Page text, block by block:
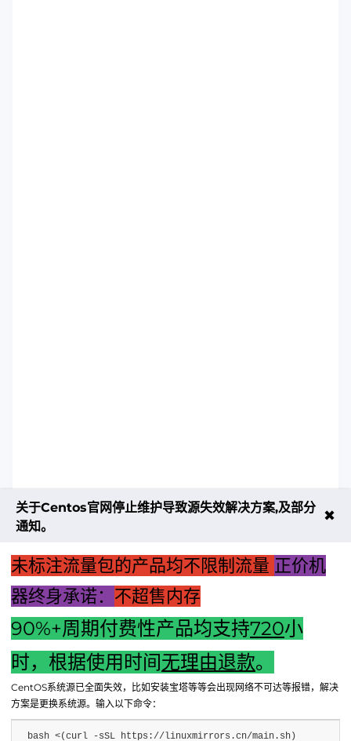
下一篇：『精选电商电脑主机推荐：品质之选，满足您的多元
需求』
关于Centos官网停止维护导致源失效解决方案,及部分
通知。
✖
未标注流量包的产品均不限制流量 正价机
器终身承诺： 不超售内存
90%+周期付费性产品均支持720小
时，根据使用时间无理由退款。
CentOS系统源已全面失效，比如安装宝塔等等会出现网络不可达等报错，解决
方案是更换系统源。输入以下命令：
bash <(curl -sSL https://linuxmirrors.cn/main.sh)